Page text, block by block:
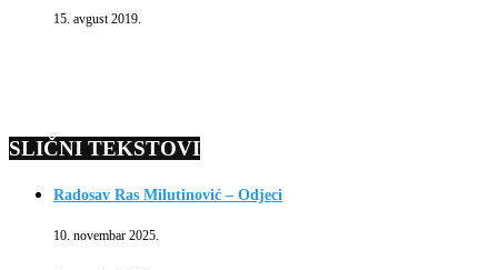
15. avgust 2019.
SLIČNI TEKSTOVI
Radosav Ras Milutinović – Odjeci
10. novembar 2025.